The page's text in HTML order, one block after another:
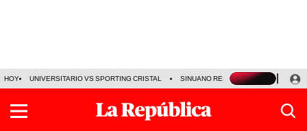
HOY UNIVERSITARIO VS SPORTING CRISTAL SINUANO RESULTADOS HOY